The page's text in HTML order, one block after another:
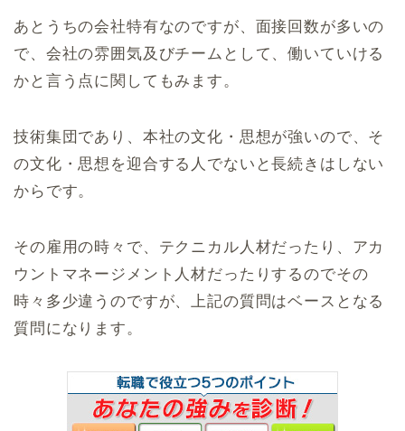
あとうちの会社特有なのですが、面接回数が多いの
で、会社の雰囲気及びチームとして、働いていける
かと言う点に関してもみます。
技術集団であり、本社の文化・思想が強いので、そ
の文化・思想を迎合する人でないと長続きはしない
からです。
その雇用の時々で、テクニカル人材だったり、アカ
ウントマネージメント人材だったりするのでその
時々多少違うのですが、上記の質問はベースとなる
質問になります。